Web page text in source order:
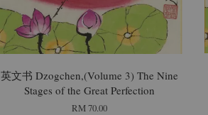
英文书 Dzogchen,(Volume 3) The Nine
Stages of the Great Perfection
RM 70.00